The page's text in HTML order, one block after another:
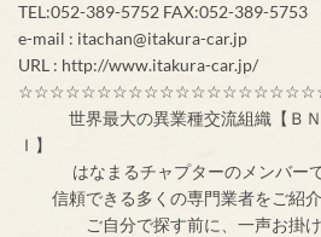
TEL:052-389-5752 FAX:052-389-5753
e-mail : itachan@itakura-car.jp
URL : http://www.itakura-car.jp/
世界最大の異業種交流組織【ＢＮ
Ｉ
はなまるチャプターのメン
信頼できる多くの専門業者をご紹
ご自分で探す前に、一声お掛け